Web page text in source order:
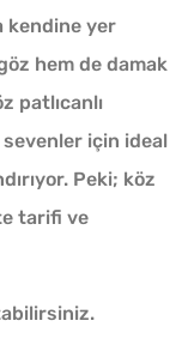
kendine yer
hem de damak
patlıcanlı
için ideal
Peki; köz
tarifi ve